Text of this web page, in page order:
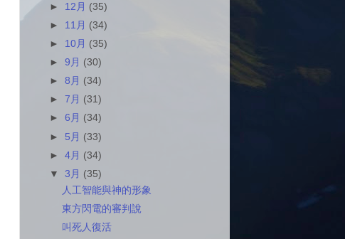
► 12月 (35)
► 11月 (34)
► 10月 (35)
►9月 (30)
►8月 (34)
►7月 (31)
►6月 (34)
► 5月 (33)
►4月 (34)
▼3月 (35)
人工智能與神的形象
東方閃電的審判說
叫死人復活